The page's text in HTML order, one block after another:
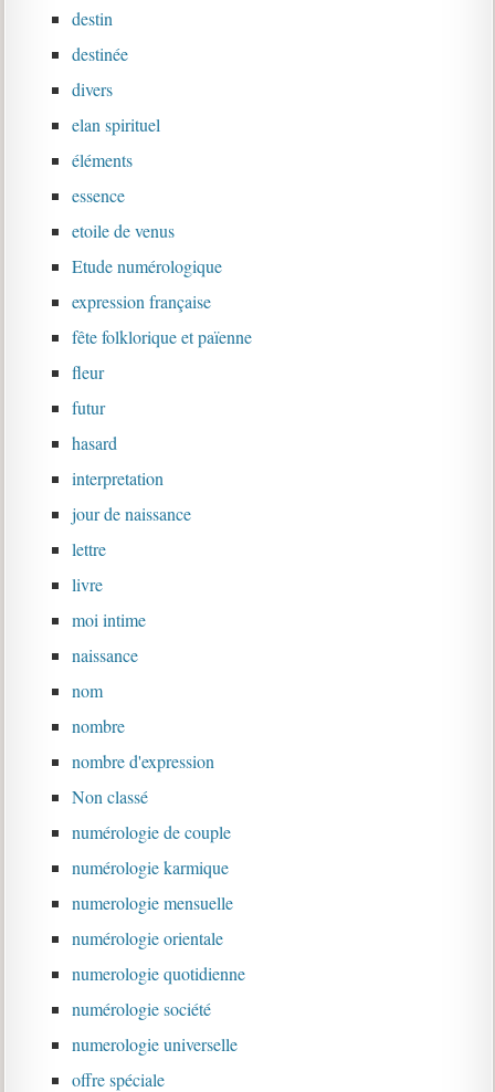
destin
destinée
divers
elan spirituel
éléments
essence
etoile de venus
Etude numérologique
expression française
fête folklorique et païenne
fleur
futur
hasard
interpretation
jour de naissance
lettre
livre
moi intime
naissance
nom
nombre
nombre d'expression
Non classé
numérologie de couple
numérologie karmique
numerologie mensuelle
numérologie orientale
numerologie quotidienne
numérologie société
numerologie universelle
offre spéciale